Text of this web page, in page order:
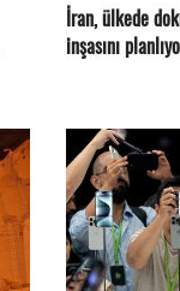
İran, ülkede
inşasını